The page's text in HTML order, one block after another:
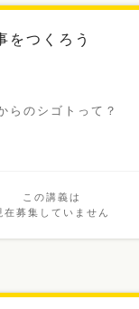
をつくろう
らのシゴトって？
この講義は
在募集していません